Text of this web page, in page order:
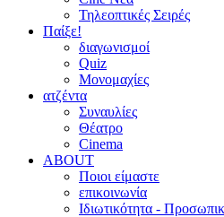
Τηλεοπτικές Σειρές
Παίξε!
διαγωνισμοί
Quiz
Μονομαχίες
ατζέντα
Συναυλίες
Θέατρο
Cinema
ABOUT
Ποιοι είμαστε
επικοινωνία
Ιδιωτικότητα -